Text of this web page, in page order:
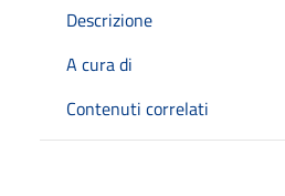
Descrizione
A cura di
Contenuti correlati